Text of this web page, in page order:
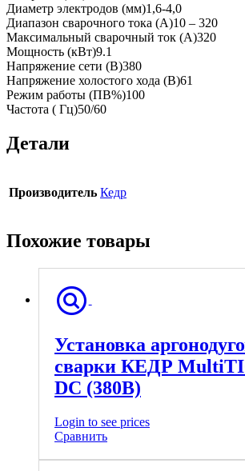
Диаметр электродов (мм)1,6-4,0
Диапазон сварочного тока (А)10 – 320
Максимальный сварочный ток (А)320
Мощность (кВт)9.1
Напряжение сети (В)380
Напряжение холостого хода (В)61
Режим работы (ПВ%)100
Частота ( Гц)50/60
Детали
Производитель Кедр
Похожие товары
Установка
сварки КЕДР
DC (380В)
Login to see prices
Сравнить